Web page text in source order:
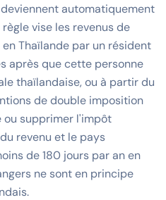
automatiquement
vise les revenus de
Thaïlande par un résident
après que cette personne
thaïlandaise, ou à partir du
de double imposition
ou supprimer l'impôt
revenu et le pays
de 180 jours par an en
ne sont en principe